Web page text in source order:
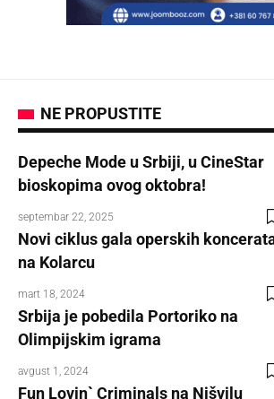
NE PROPUSTITE
Depeche Mode u Srbiji, u CineStar
bioskopima ovog oktobra!
septembar 22, 2025
Novi ciklus gala operskih
na Kolarcu
mart 18, 2024
Srbija je pobedila Portoriko na
Olimpijskim igrama
avgust 1, 2024
Fun Lovin` Criminals na Nišvilu